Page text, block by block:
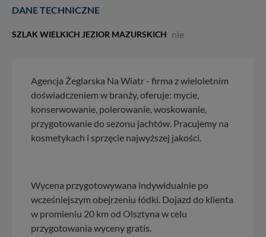
DANE TECHNICZNE
SZLAK WIELKICH JEZIOR MAZURSKICH nie
Agencja Żeglarska Na Wiatr - firma z wieloletnim
doświadczeniem w branży, oferuje: mycie,
konserwowanie, polerowanie, woskowanie,
przygotowanie do sezonu jachtów. Pracujemy na
kosmetykach i sprzęcie najwyższej jakości.
Wycena przygotowywana indywidualnie po
wcześniejszym obejrzeniu łódki. Dojazd do klienta
w promieniu 20 km od Olsztyna w celu
przygotowania wyceny gratis.